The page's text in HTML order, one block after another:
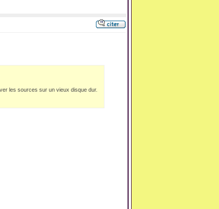
les sources sur un vieux disque dur.